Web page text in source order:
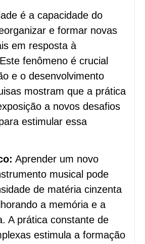
é a capacidade do
e formar novas
em resposta à
fenômeno é crucial
e o desenvolvimento
mostram que a prática
a novos desafios
estimular essa
Aprender um novo
musical pode
de matéria cinzenta
a memória e a
A prática constante de
estimula a formação